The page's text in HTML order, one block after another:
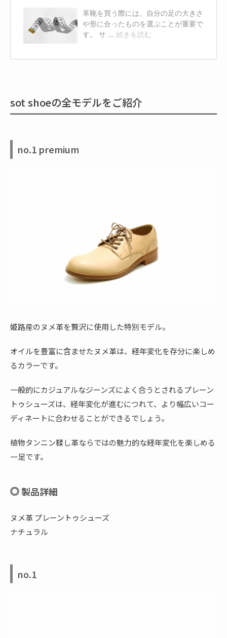
sot shoeの全モデルをご紹介
no.1 premium
姫路産のヌメ革を贅沢に使用した特別モデル。
オイルを豊富に含ませたヌメ革は、経年変化を存分に楽しめ
るカラーです。
一般的にカジュアルなジーンズによく合うとされるプレーン
トゥシューズは、経年変化が進むにつれて、より幅広いコー
ディネートに合わせることができるでしょう。
植物タンニン鞣し革ならではの魅力的な経年変化を楽しめる
一足です。
製品詳細
ヌメ革 プレーントゥシューズ
ナチュラル
no.1